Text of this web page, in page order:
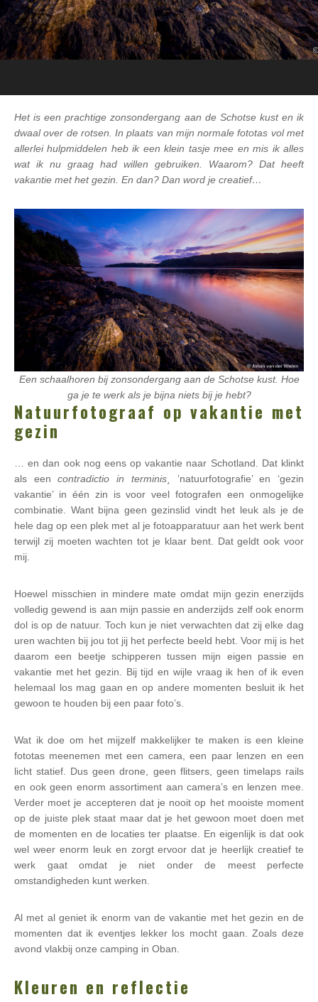
Het is een prachtige zonsondergang aan de Schotse kust en ik
dwaal over de rotsen. In plaats van mijn normale fototas vol met
allerlei hulpmiddelen heb ik een klein tasje mee en mis ik alles
wat ik nu graag had willen gebruiken. Waarom? Dat heeft
vakantie met het gezin. En dan? Dan word je creatief…
Een schaalhoren bij zonsondergang aan de Schotse kust. Hoe
ga je te werk als je bijna niets bij je hebt?
Natuurfotograaf op vakantie met
gezin
… en dan ook nog eens op vakantie naar Schotland. Dat klinkt
als eencontradictio in terminis¸ ’natuurfotografie’ en ‘gezin
vakantie’ in één zin is voor veel fotografen een onmogelijke
combinatie. Want bijna geen gezinslid vindt het leuk als je de
hele dag op een plek met al je fotoapparatuur aan het werk bent
terwijl zij moeten wachten tot je klaar bent. Dat geldt ook voor
mij.
Hoewel misschien in mindere mate omdat mijn gezin enerzijds
volledig gewend is aan mijn passie en anderzijds zelf ook enorm
dol is op de natuur. Toch kun je niet verwachten dat zij elke dag
uren wachten bij jou tot jij het perfecte beeld hebt. Voor mij is het
daarom een beetje schipperen tussen mijn eigen passie en
vakantie met het gezin. Bij tijd en wijle vraag ik hen of ik even
helemaal los mag gaan en op andere momenten besluit ik het
gewoon te houden bij een paar foto’s.
Wat ik doe om het mijzelf makkelijker te maken is een kleine
fototas meenemen met een camera, een paar lenzen en een
licht statief. Dus geen drone, geen flitsers, geen timelaps rails
en ook geen enorm assortiment aan camera’s en lenzen mee.
Verder moet je accepteren dat je nooit op het mooiste moment
op de juiste plek staat maar dat je het gewoon moet doen met
de momenten en de locaties ter plaatse. En eigenlijk is dat ook
wel weer enorm leuk en zorgt ervoor dat je heerlijk creatief te
werk gaat omdat je niet onder de meest perfecte
omstandigheden kunt werken.
Al met al geniet ik enorm van de vakantie met het gezin en de
momenten dat ik eventjes lekker los mocht gaan. Zoals deze
avond vlakbij onze camping in Oban.
Kleuren en reflectie